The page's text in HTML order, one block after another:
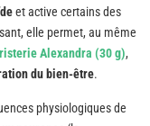
et active certains des
elle permet, au même
Alexandra (30 g),
du bien-être.
physiologiques de